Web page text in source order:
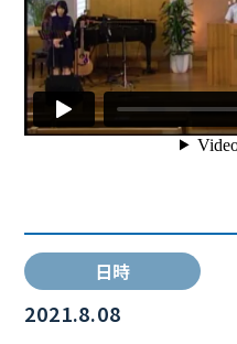
日時
2021.8.08